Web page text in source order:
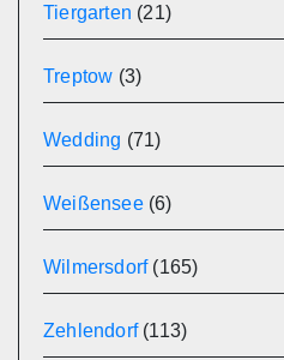
Tiergarten (21)
Treptow (3)
Wedding (71)
Weißensee(6)
Wilmersdorf(165)
Zehlendorf(113)